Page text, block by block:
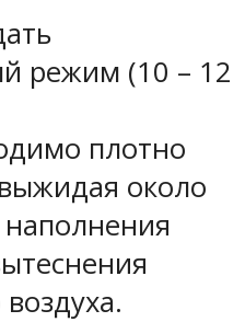
режим (10 – 12
плотно
около